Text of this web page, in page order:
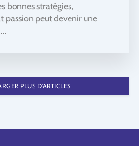
bonnes stratégies,
passion peut devenir une
PLUS D'ARTICLES